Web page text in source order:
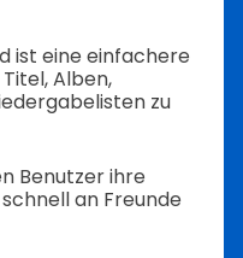
ist eine einfachere
Alben,
zu
Benutzer ihre
an Freunde